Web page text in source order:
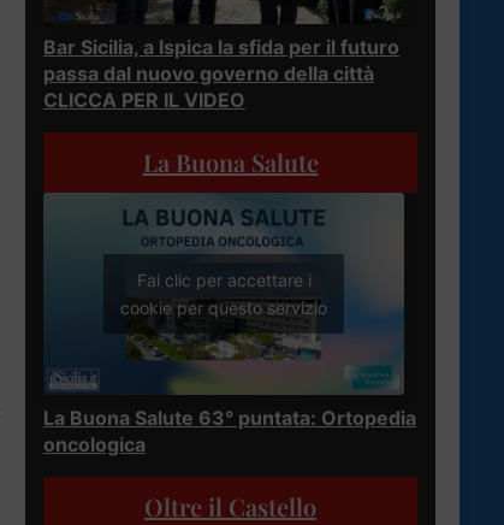
Bar Sicilia, a Ispica la sfida per il futuro
passa dal nuovo governo della città
CLICCA PER IL VIDEO
La Buona Salute
Fai clic per accettare i
cookie per questo servizio
La Buona Salute 63° puntata: Ortopedia
oncologica
Oltre il Castello